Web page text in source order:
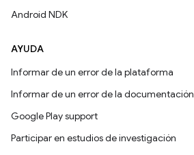
Android NDK
AYUDA
Informar de un error de la plataforma
Informar de un error de la documentación
Google Play support
Participar en estudios de investigación